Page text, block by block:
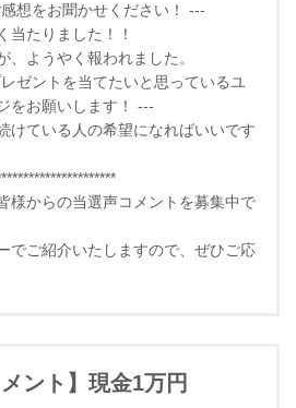
想をお聞かせください！ ---
当たりました！！
、ようやく報われました。
ゼントを当てたいと思っているユ
をお願いします！ ---
けている人の希望になればいいです
様からの当選声コメントを募集中で
でご紹介いたしますので、ぜひご応
メント】現金1万円